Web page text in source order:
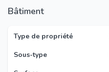
Bâtiment
Type de propriété
Sous-type